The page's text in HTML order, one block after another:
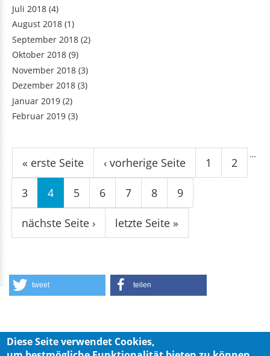
Juli 2018 (4)
August 2018 (1)
September 2018 (2)
Oktober 2018 (9)
November 2018 (3)
Dezember 2018 (3)
Januar 2019 (2)
Februar 2019 (3)
Seiten
« erste Seite ‹ vorherige Seite 1 2
3 4 5 6 7 8 9
nächste Seite › letzte Seite »
tweet teilen
Diese Seite verwendet Cookies,